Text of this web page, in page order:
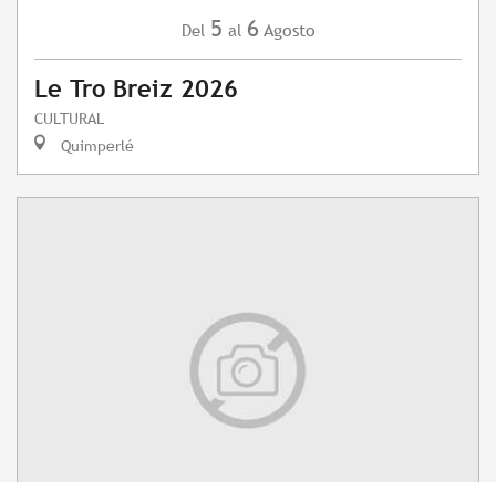
Del 5 al 6 Agosto
Le Tro Breiz 2026
CULTURAL
Quimperlé